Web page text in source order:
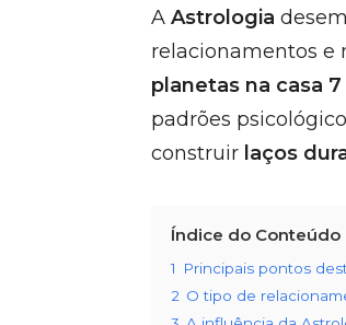
A Astrologia
relacionamentos e
planetas na casa 7
padrões
construir laços
Índice do Conteúdo
1
Principais pontos
2 O tipo de